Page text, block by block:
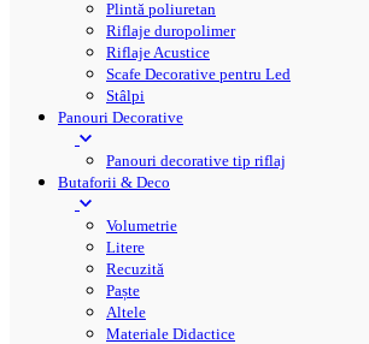
Plintă poliuretan
Riflaje duropolimer
Riflaje Acustice
Scafe Decorative pentru Led
Stâlpi
Panouri Decorative
Panouri decorative tip riflaj
Butaforii & Deco
Volumetrie
Litere
Recuzită
Paște
Altele
Materiale Didactice